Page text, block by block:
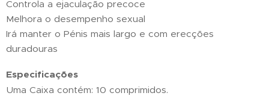
Controla a ejaculação precoce
Melhora o desempenho sexual
Irá manter o Pénis mais largo e com erecções
duradouras
Especificações
Uma Caixa contém: 10 comprimidos.